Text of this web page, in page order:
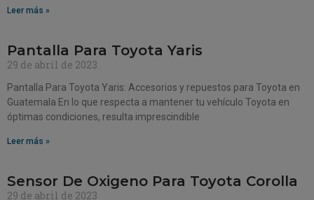
Leer más »
Pantalla Para Toyota Yaris
29 de abril de 2023
Pantalla Para Toyota Yaris: Accesorios y repuestos para Toyota en
Guatemala En lo que respecta a mantener tu vehículo Toyota en
óptimas condiciones, resulta imprescindible
Leer más »
Sensor De Oxigeno Para Toyota Corolla
29 de abril de 2023